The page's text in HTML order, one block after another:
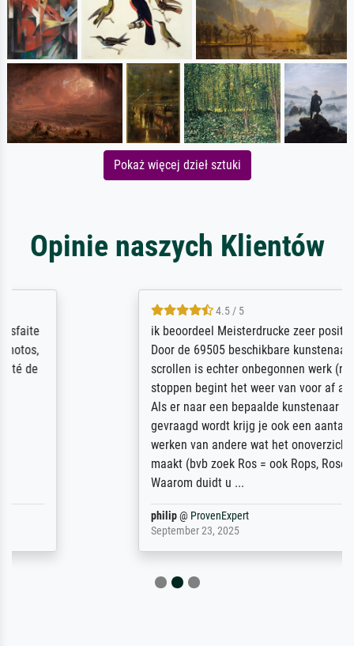
Pokaż więcej dzieł sztuki
Opinie naszych Klientów
4.5 / 5
ik beoordeel Meisterdrucke zeer positief.
Door de 69505 beschikbare kunstenaars
scrollen is echter onbegonnen werk (na
stoppen begint het weer van voor af aan).
Als er naar een bepaalde kunstenaar
gevraagd wordt krijg je ook een aantal
werken van andere wat het onoverzichtelijk
maakt (bvb zoek Ros = ook Rops, Rose etc).
Waarom duidt u ...
ProvenExpert
September 23, 2025